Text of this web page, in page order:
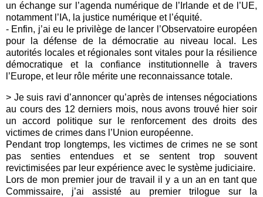
un échange sur l’agenda numérique de l’Irlande et de l’UE,
notamment l’IA, la justice numérique et l’équité.
- Enfin, j’ai eu le privilège de lancer l’Observatoire européen
pour la défense de la démocratie au niveau local. Les
autorités locales et régionales sont vitales pour la résilience
démocratique et la confiance institutionnelle à travers
l’Europe, et leur rôle mérite une reconnaissance totale.
> Je suis ravi d’annoncer qu’après de intenses négociations
au cours des 12 derniers mois, nous avons trouvé hier soir
un accord politique sur le renforcement des droits des
victimes de crimes dans l’Union européenne.
Pendant trop longtemps, les victimes de crimes ne se sont
pas senties entendues et se sentent trop souvent
revictimisées par leur expérience avec le système judiciaire.
Lors de mon premier jour de travail il y a un an en tant que
Commissaire, j’ai assisté au premier trilogue sur la